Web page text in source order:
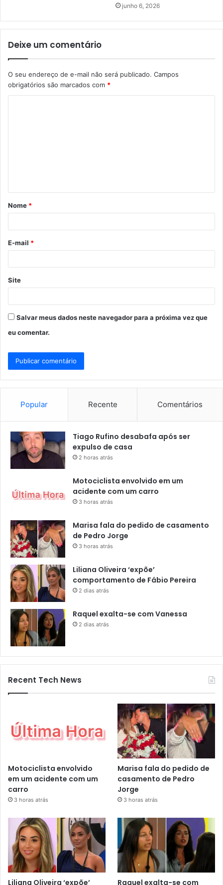
junho 6, 2026
Deixe um comentário
O seu endereço de e-mail não será publicado. Campos
obrigatórios são marcados com *
á
r
*
Nome *
E-mail *
Site
Salvar meus dados neste navegador para a próxima vez que
eu comentar.
Popular Recente Comentários
Tiago Rufino desabafa após ser
expulso de casa
2 horas atrás
Motociclista envolvido em um
acidente com um carro
3 horas atrás
Marisa fala do pedido de casamento
de Pedro Jorge
3 horas atrás
Liliana Oliveira ‘expõe’
comportamento de Fábio Pereira
2 dias atrás
Raquel exalta-se com Vanessa
2 dias atrás
Recent Tech News
Motociclista envolvido
em um acidente com um
carro
3 horas atrás
Marisa fala do pedido de
casamento de Pedro
Jorge
3 horas atrás
Liliana Oliveira ‘expõe’ Raquel exalta-se com